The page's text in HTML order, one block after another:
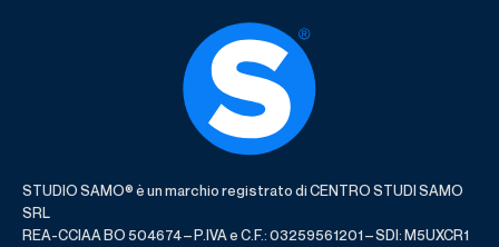
STUDIO SAMO® è un marchio registrato di CENTRO STUDI SAMO
SRL
REA-CCIAA BO 504674 – P.IVA e C.F.: 03259561201 – SDI: M5UXCR1